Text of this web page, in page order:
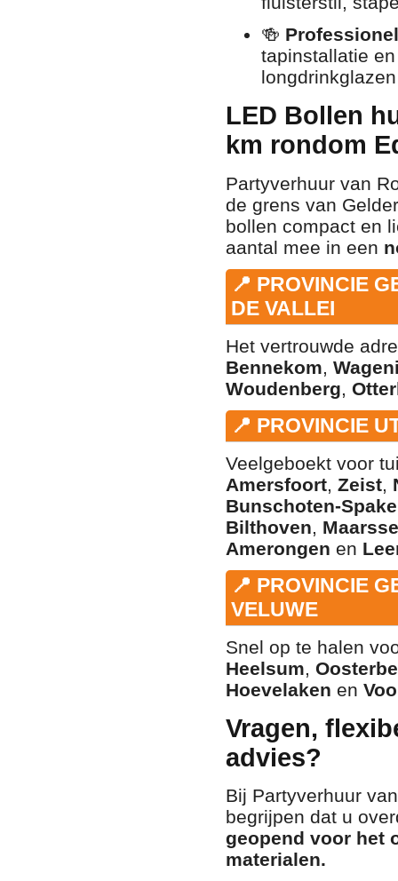
🍻
tapinstallatie
LED Bollen
km rondom
Partyverhuur van
de grens van
bollen compact en
aantal mee in een
📍 PROVINCIE
DE VALLEI
Het vertrouwde
Bennekom
Woudenberg
📍 PROVINCIE
Veelgeboekt voor
Amersfoort Zeist
Bunschoten-
Bilthoven
Amerongen en
📍 PROVINCIE
VELUWE
Snel op te halen
Heelsum
Hoevelaken en
Vragen,
advies?
Bij Partyverhuur
begrijpen dat u
geopend voor het
materialen.